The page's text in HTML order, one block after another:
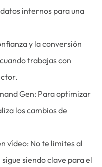
internos para una
y la conversión
trabajas con
Gen: Para optimizar
los cambios de
vídeo: No te limites al
siendo clave para el